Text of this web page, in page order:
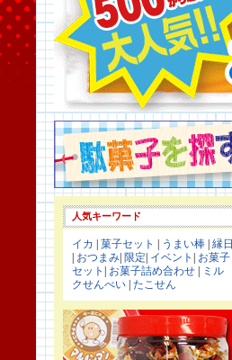
人気キーワード
イカ 菓子セット うまい棒 縁日
おつまみ 限定 イベント
お菓子
セット
お菓子詰め合わせ
ミル
クせんべい たこせん